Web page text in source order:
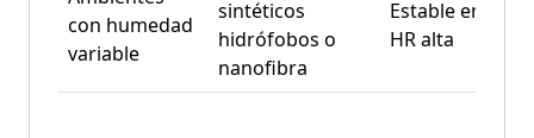
con humedad
variable
sintéticos
hidrófobos o
nanofibra
Estable en
HR alta